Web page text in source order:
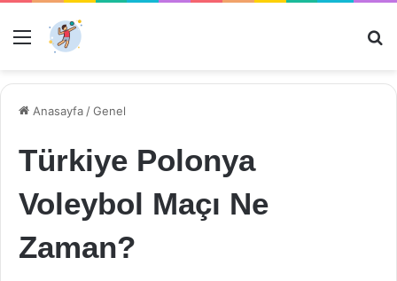
Menü
Anasayfa /Genel
Türkiye Polonya
Voleybol Maçı Ne
Zaman?